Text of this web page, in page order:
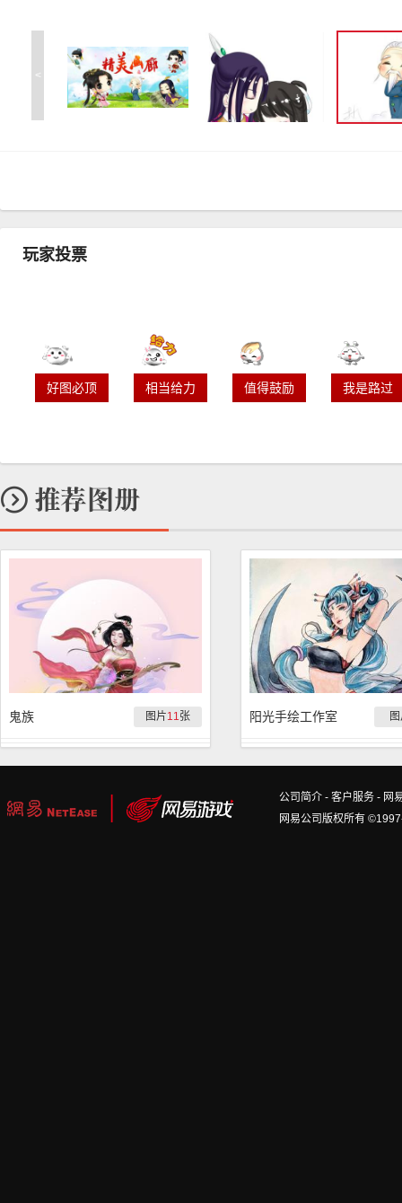
<
玩家投票
好图必顶 相当给力 值得鼓励 我是路过
图片11张
鬼族 阳光手绘工作室
公司简介 - 客户服务 - 网
网易公司版权所有